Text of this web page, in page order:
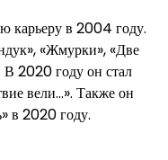
карьеру в 2004 году.
«Жмурки», «Две
В 2020 году он стал
вели…». Также он
в 2020 году.